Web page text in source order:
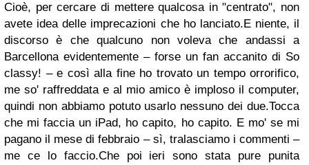
Cioè, per cercare di mettere qualcosa in "centrato", non
avete idea delle imprecazioni che ho lanciato.E niente, il
discorso è che qualcuno non voleva che andassi a
Barcellona evidentemente – forse un fan accanito di So
classy! – e così alla fine ho trovato un tempo orrorifico,
me so' raffreddata e al mio amico è imploso il computer,
quindi non abbiamo potuto usarlo nessuno dei due.Tocca
che mi faccia un iPad, ho capito, ho capito. E mo' se mi
pagano il mese di febbraio – sì, tralasciamo i commenti –
me ce lo faccio.Che poi ieri sono stata pure punita